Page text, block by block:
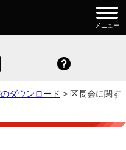
メニュー
ダウンロード > 区長会に関す